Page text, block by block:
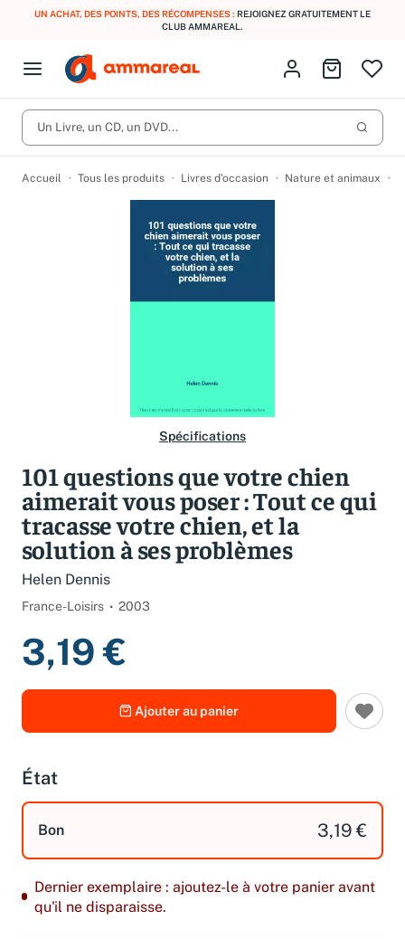
UN ACHAT, DES POINTS, DES RÉCOMPENSES : REJOIGNEZ GRATUITEMENT LE
CLUB AMMAREAL.
Open menu
Fermer le menu
CD d'occasion
Vinyles d'occasion
Meilleures ventes
Produits Catégories
Vous n'avez pas trouvé l'article que vous cherchiez ?
Identifiez-vous
Aller au
Un Livre, un CD, un DVD...
Accueil Tous les produits Livres d’occasion Nature et animaux
Spécifications
101 questions que votre chien
aimerait vous poser : Tout ce qui
tracasse votre chien, et la
solution à ses problèmes
Helen Dennis
France-Loisirs 2003
3,19 €
Ajouter au panier
État
Bon 3,19 €
Dernier exemplaire : ajoutez-le à votre panier avant
qu'il ne disparaisse.